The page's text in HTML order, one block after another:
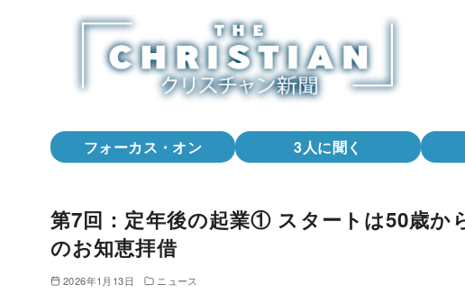
フォーカス・オン 3人に聞く
第7回：定年後の起業① スタートは50歳
のお知恵拝借
2026年1月13日 ニュース